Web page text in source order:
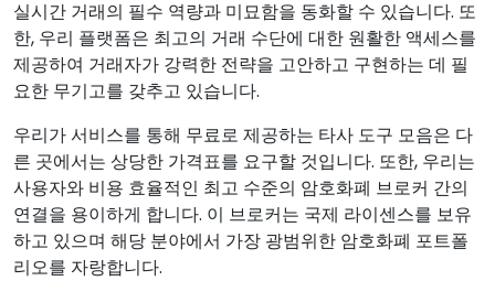
실시간 거래의 필수 역량과 미묘함을 동화할 수 있습니다. 또
한, 우리 플랫폼은 최고의 거래 수단에 대한 원활한 액세스를
제공하여 거래자가 강력한 전략을 고안하고 구현하는 데 필
요한 무기고를 갖추고 있습니다.
우리가 서비스를 통해 무료로 제공하는 타사 도구 모음은 다
른 곳에서는 상당한 가격표를 요구할 것입니다. 또한, 우리는
사용자와 비용 효율적인 최고 수준의 암호화폐 브로커 간의
연결을 용이하게 합니다. 이 브로커는 국제 라이센스를 보유
하고 있으며 해당 분야에서 가장 광범위한 암호화폐 포트폴
리오를 자랑합니다.